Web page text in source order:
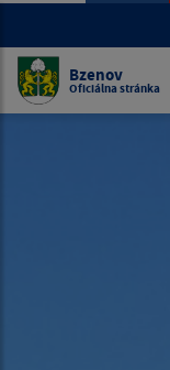
Bzenov
Oficiálna stránka